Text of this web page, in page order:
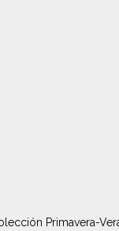
Primavera-